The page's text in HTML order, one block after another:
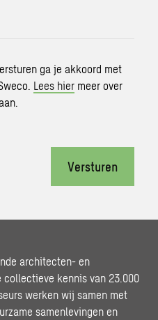
ga je akkoord met
Lees hier meer over
Versturen
architecten- en
collectieve kennis van 23.000
werken wij samen met
samenlevingen en